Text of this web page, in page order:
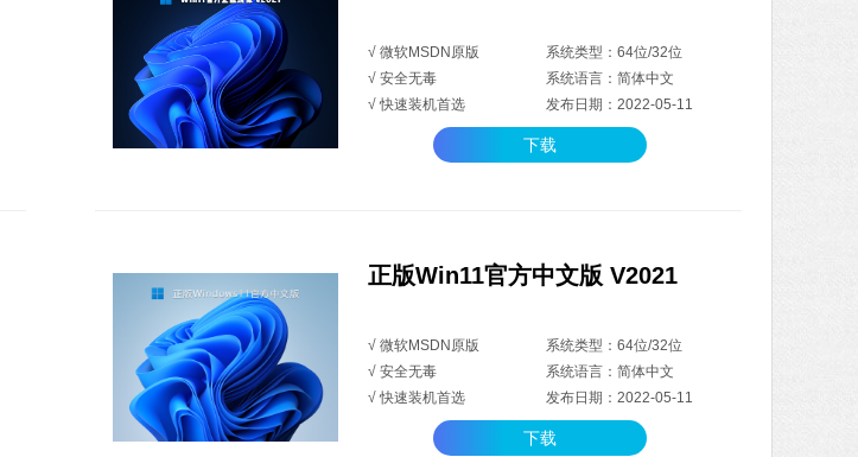
√ 微软MSDN原版
系统类型：64位/32位
√ 安全无毒
系统语言：简体中文
√ 快速装机首选
发布日期：2022-05-11
下载
正版Win11官方中文版 V2021
√ 微软MSDN原版
系统类型：64位/32位
√ 安全无毒
系统语言：简体中文
√ 快速装机首选
发布日期：2022-05-11
下载